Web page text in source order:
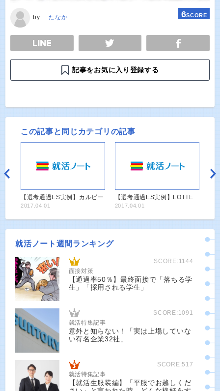
by たなか 6SCORE
TWEET
記事をお気に入り登録する
この記事と同じカテゴリの記事
【選考通過ES実例】カルビー
2017.04.01
【選考通過ES実例】LOTTE
2017.04.01
就活ノート週間ランキング
SCORE:1144
面接対策
【通過率50％】最終面接で「落ちる学
生」「採用される学生」
SCORE:1091
就活特集記事
意外と知らない！「実は上場していな
い有名企業32社」
SCORE:517
就活特集記事
【就活生服装編】「平服でお越しくだ